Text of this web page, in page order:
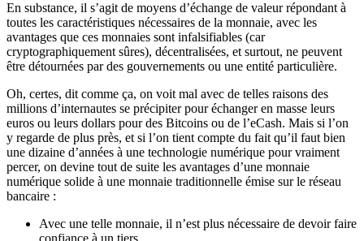
En substance, il s’agit de moyens d’échange de valeur répondant à
toutes les caractéristiques nécessaires de la monnaie, avec les
avantages que ces monnaies sont infalsifiables (car
cryptographiquement sûres), décentralisées, et surtout, ne peuvent
être détournées par des gouvernements ou une entité particulière.
Oh, certes, dit comme ça, on voit mal avec de telles raisons des
millions d’internautes se précipiter pour échanger en masse leurs
euros ou leurs dollars pour des Bitcoins ou de l’eCash. Mais si l’on
y regarde de plus près, et si l’on tient compte du fait qu’il faut bien
une dizaine d’années à une technologie numérique pour vraiment
percer, on devine tout de suite les avantages d’une monnaie
numérique solide à une monnaie traditionnelle émise sur le réseau
bancaire :
Avec une telle monnaie, il n’est plus nécessaire de devoir faire